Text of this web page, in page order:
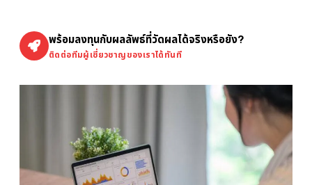
พร้อมลงทุนกับผลลัพธ์ที่วัดผลได้จริงหรือยัง?
ติดต่อทีมผู้เชี่ยวชาญของเราได้ทันที